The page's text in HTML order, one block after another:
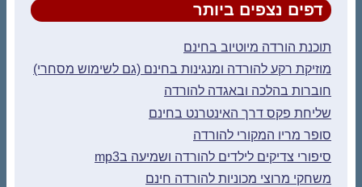
דפים נצפים ביותר
תוכנת הורדה מיוטיוב בחינם
מוזיקת רקע להורדה ומנגינות בחינם (גם לשימוש מסחרי)
חוברות בהלכה ובאגדה להורדה
שליחת פקס דרך האינטרנט בחינם
סופר מריו המקורי להורדה
סיפורי צדיקים לילדים להורדה ושמיעה בmp3
משחקי מרוצי מכוניות להורדה חינם